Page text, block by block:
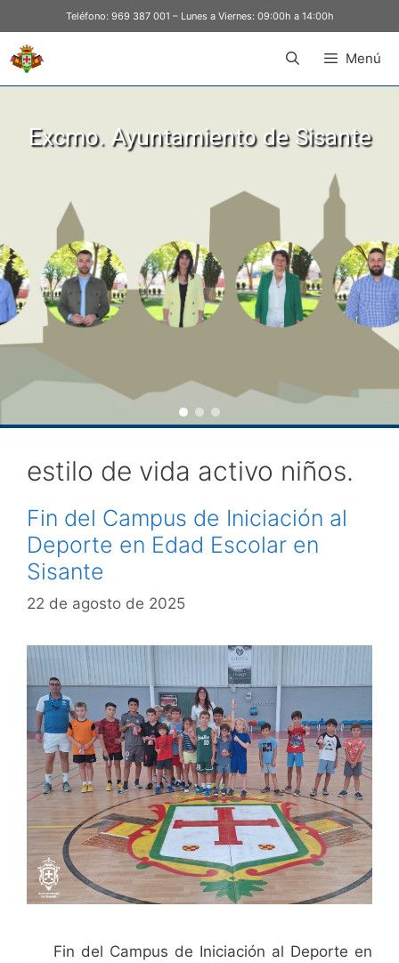
Teléfono: 969 387 001 – Lunes a Viernes: 09:00h a 14:00h
Menú
Excmo. Ayuntamiento de Sisante
estilo de vida activo niños.
Fin del Campus de Iniciación al
Deporte en Edad Escolar en
Sisante
22 de agosto de 2025
Fin del Campus de Iniciación al Deporte en